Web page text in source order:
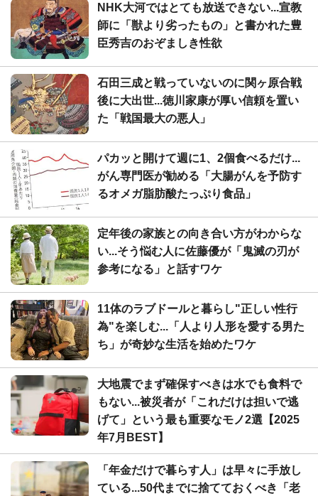
NHK大河ではとても放送できない...宣教
師に「獣より劣ったもの」と書かれた豊
臣秀吉のおぞましき性欲
石田三成と戦っていないのに関ヶ原合戦
後に大出世...徳川家康が厚い信頼を置い
た「戦国最大の悪人」
パカッと開けて週に1、2個食べるだけ...
がん専門医が勧める「大腸がんを予防す
るオメガ脂肪酸たっぷり食品」
定年後の家族との向き合い方がわからな
い...そう悩む人に佐藤優が「鬼滅の刃が
参考になる」と話すワケ
11体のラブドールと暮らし"正しい性行
為"を楽しむ...「人より人形を愛する男た
ち」が奇妙な生活を始めたワケ
大地震でまず確保すべきは水でも食料で
もない...被災者が「これだけは担いで逃
げて」という最も重要なモノ2選【2025
年7月BEST】
「年金だけで暮らす人」は早々に手放し
ている...50代までに捨てておくべき「老